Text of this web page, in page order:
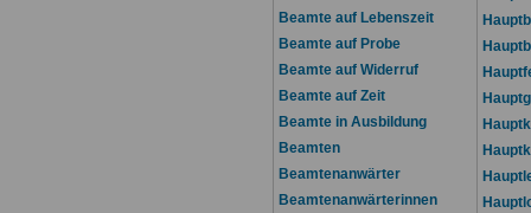
Beamte auf Lebenszeit
Beamte auf Probe
Beamte auf Widerruf
Beamte auf Zeit
Beamte in Ausbildung
Beamten
Beamtenanwärter
Beamtenanwärterinnen